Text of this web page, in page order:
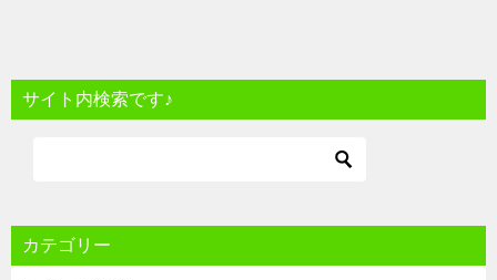
サイト内検索です♪
カテゴリー